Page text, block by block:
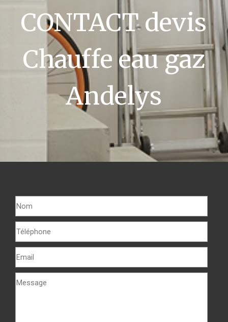
CONTACT devis
Chauffe eau gaz
Andelys